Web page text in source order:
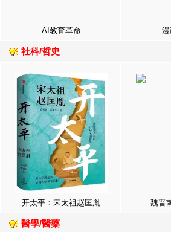
AI教育革命
社科/哲史
开太平：宋太祖赵匡胤 魏晋
醫學/醫藥